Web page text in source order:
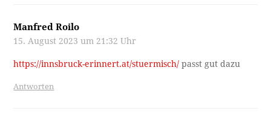
Manfred Roilo
15. August 2023 um 21:32 Uhr
https://innsbruck-erinnert.at/stuermisch/ passt gut dazu
Antworten